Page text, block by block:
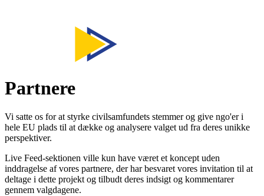
Partnere
Vi satte os for at styrke civilsamfundets stemmer og give ngo'er i
hele EU plads til at dække og analysere valget ud fra deres unikke
perspektiver.
Live Feed-sektionen ville kun have været et koncept uden
inddragelse af vores partnere, der har besvaret vores invitation til at
deltage i dette projekt og tilbudt deres indsigt og kommentarer
gennem valgdagene.